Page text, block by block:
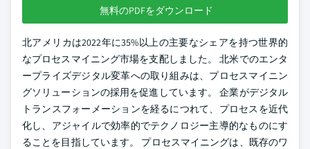
無料のPDFをダウンロード
北アメリカは2022年に35%以上の主要なシェアを持つ世界的
なプロセスマイニング市場を支配しました。 北米でのエンタ
ープライズデジタル変革への取り組みは、プロセスマイニン
グソリューションの採用を促進しています。 企業がデジタル
トランスフォーメーションを経るにつれて、プロセスを近代
化し、アジャイルで効率的でテクノロジー主導的なものにす
ることを目指しています。 プロセスマイニングは、既存のワ